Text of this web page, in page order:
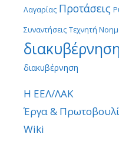
Λαγαρίας Προτάσεις
Συναντήσεις Τεχνητή
διακυβέρνηση
διακυβέρνηση
Η ΕΕΛ/ΛΑΚ
Έργα &
Wiki